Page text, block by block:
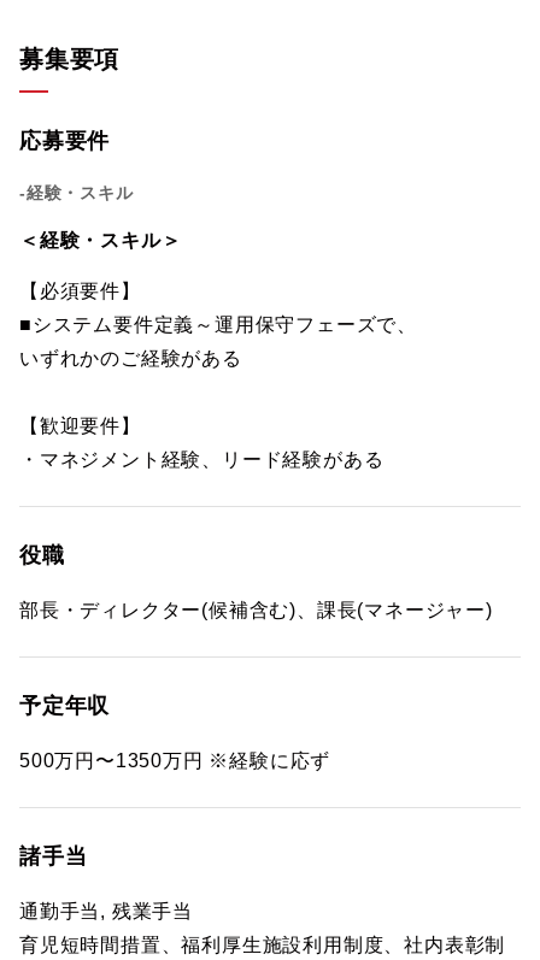
募集要項
応募要件
-経験・スキル
＜経験・スキル＞
【必須要件】
■システム要件定義～運用保守フェーズで、
いずれかのご経験がある
【歓迎要件】
・マネジメント経験、リード経験がある
役職
部長・ディレクター(候補含む)、課長(マネージャー)
予定年収
500万円〜1350万円 ※経験に応ず
諸手当
通勤手当, 残業手当
育児短時間措置、福利厚生施設利用制度、社内表彰制